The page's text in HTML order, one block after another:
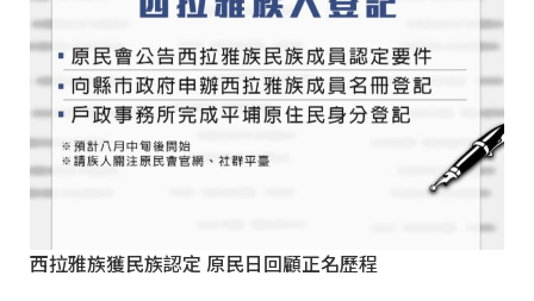
西拉雅族獲民族認定 原民日回顧正名歷程